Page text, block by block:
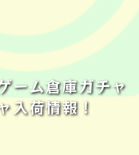
ーム倉庫ガチャ
入荷情報！